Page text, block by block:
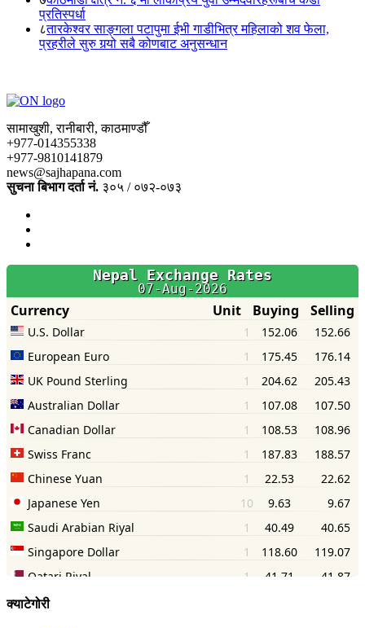
प्रतिस्पर्धा
८तारकेश्वर साङ्गला पटापुमा ईभी गाडीभित्र महिलाको शव फेला,
प्रहरीले सुरु गर्‍यो सबै कोणबाट अनुसन्धान
सामाखुशी, रानीबारी, काठमाण्डौँ
+977-014355338
+977-9810141879
news@sajhapana.com
सुचना बिभाग दर्ता नं. ३०५ / ०७२-०७३
क्याटेगोरी